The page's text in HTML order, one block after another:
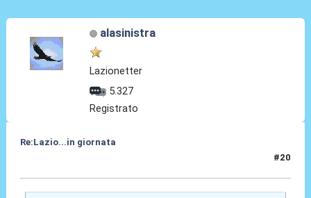
alasinistra
Lazionetter
5.327
Registrato
Re:Lazio...in giornata
#20